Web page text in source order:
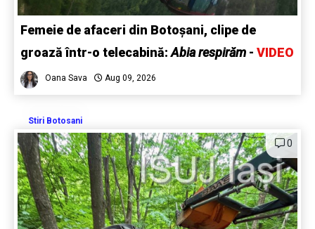
Femeie de afaceri din Botoșani, clipe de
groază într-o telecabină:Abia respirăm - VIDEO
Oana Sava Aug 09, 2026
Stiri Botosani
0